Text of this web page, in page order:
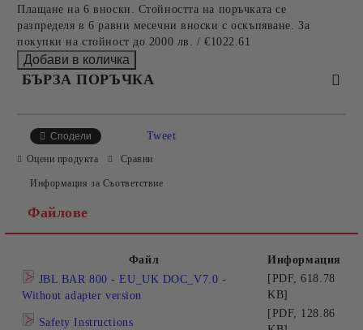
Плащане на 6 вноски. Стойността на поръчката се
разпределя в 6 равни месечни вноски с оскъпяване. За
покупки на стойност до 2000 лв. / €1022.61
БЪРЗА ПОРЪЧКА
Съгласен съм с
Ние ще се свържем с вас в рамките на работния ден.
Сподели Tweet
Оцени продукта Сравни
Информация за Съответствие
Файлове
Файл
Информация
JBL BAR 800 - EU_UK DOC_V7.0 -
Without adapter version
[PDF, 618.78
KB]
Safety Instructions
[PDF, 128.86